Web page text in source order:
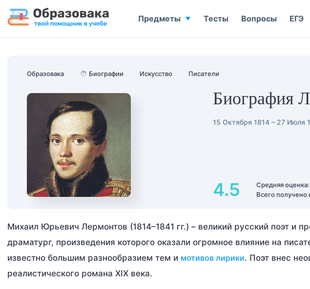
Образовака 🧑 Биографии Искусство Писатели
Биография
15 Октября 1814 – 27 Июля
4.5
Средняя
Всего получено
Михаил Юрьевич Лермонтов (1814–1841 гг.) – великий русский поэт и
драматург, произведения которого оказали огромное влияние на
известно большим разнообразием тем и мотивов лирики. Поэт внес
реалистического романа XIX века.
Предметы Тесты Вопросы ЕГЭ